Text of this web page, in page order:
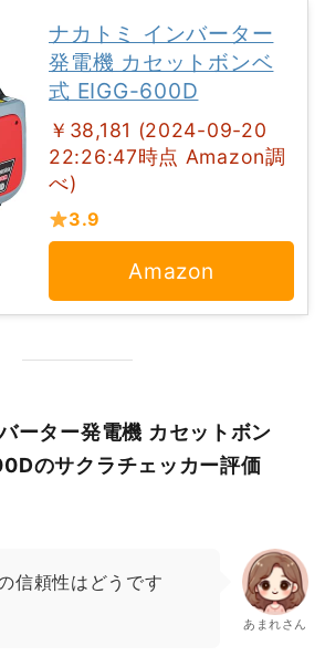
ナカトミ インバーター
発電機 カセットボンベ
式 EIGG-600D
￥38,181 (2024-09-20
22:26:47時点 Amazon調
べ)
3.9
Amazon
ーター発電機 カセットボン
のサクラチェッカー評価
信頼性はどうです
あまれさん